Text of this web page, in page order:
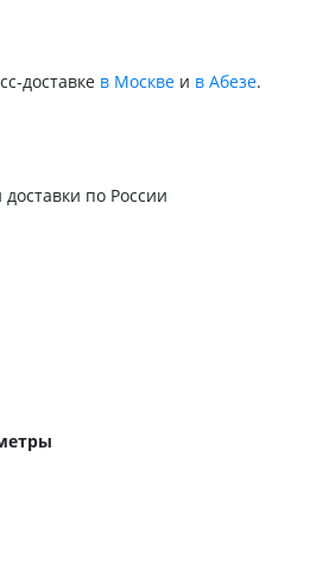
доставке в Москве и в Абезе.
по России